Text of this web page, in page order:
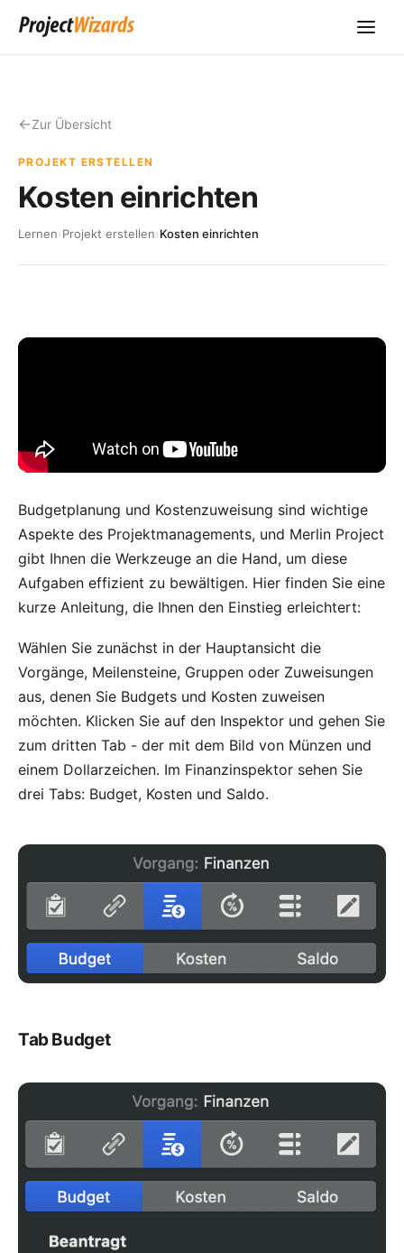
Zur Übersicht
PROJEKT ERSTELLEN
Kosten einrichten
Lernen›Projekt erstellen›Kosten einrichten
Budgetplanung und Kostenzuweisung sind wichtige
Aspekte des Projektmanagements, und Merlin Project
gibt Ihnen die Werkzeuge an die Hand, um diese
Aufgaben effizient zu bewältigen. Hier finden Sie eine
kurze Anleitung, die Ihnen den Einstieg erleichtert:
Wählen Sie zunächst in der Hauptansicht die
Vorgänge, Meilensteine, Gruppen oder Zuweisungen
aus, denen Sie Budgets und Kosten zuweisen
möchten. Klicken Sie auf den Inspektor und gehen Sie
zum dritten Tab - der mit dem Bild von Münzen und
einem Dollarzeichen. Im Finanzinspektor sehen Sie
drei Tabs: Budget, Kosten und Saldo.
Tab Budget